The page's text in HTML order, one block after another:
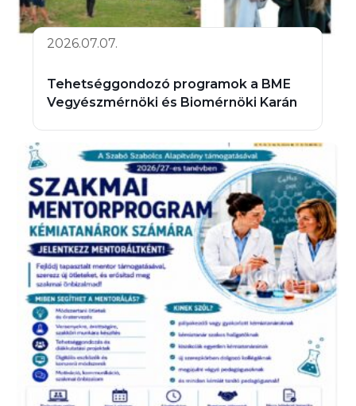
2026.07.07.
Tehetséggondozó programok a BME
Vegyészmérnöki és Biomérnöki Karán